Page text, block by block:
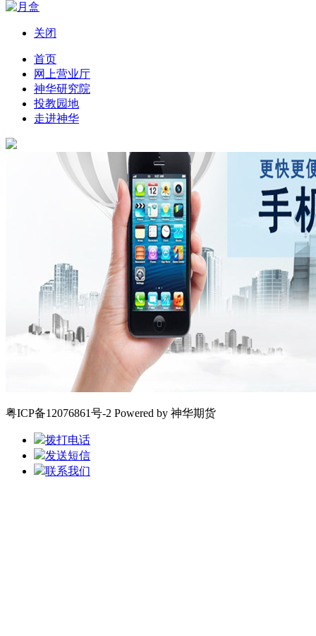
导航
关闭
首页
网上营业厅
神华研究院
投教园地
走进神华
网上营业厅
粤ICP备12076861号-2 Powered by 神华期货
拨打电话
发送短信
联系我们